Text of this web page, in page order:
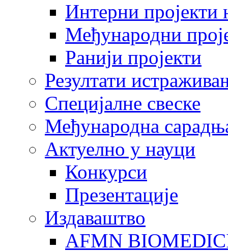
Интерни пројекти
Међународни
Ранији пројекти
Резултати
Специјалне свеске
Међународна
Актуелно у науци
Конкурси
Презентације
Издаваштво
AFMN